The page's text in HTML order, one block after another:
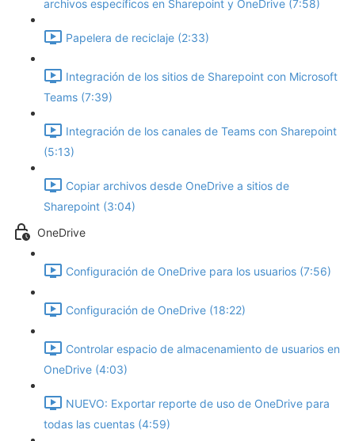
archivos específicos en Sharepoint y OneDrive (7:58)
Papelera de reciclaje (2:33)
Integración de los sitios de Sharepoint con Microsoft
Teams (7:39)
Integración de los canales de Teams con Sharepoint
(5:13)
Copiar archivos desde OneDrive a sitios de
Sharepoint (3:04)
OneDrive
Configuración de OneDrive para los usuarios (7:56)
Configuración de OneDrive (18:22)
Controlar espacio de almacenamiento de usuarios en
OneDrive (4:03)
NUEVO: Exportar reporte de uso de OneDrive para
todas las cuentas (4:59)